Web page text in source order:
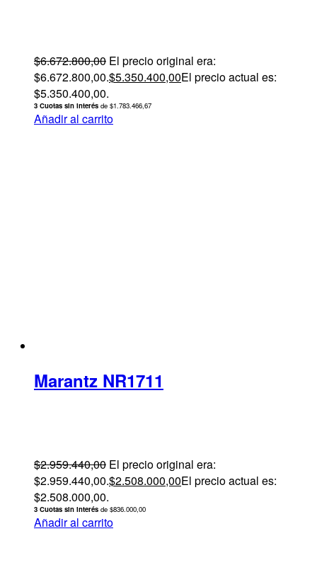
$6.672.800,00 El precio original era:
$6.672.800,00.$5.350.400,00El precio actual es:
$5.350.400,00.
3 Cuotas sin interés de $1.783.466,67
Añadir al carrito
Marantz NR1711
$2.959.440,00 El precio original era:
$2.959.440,00.$2.508.000,00El precio actual es:
$2.508.000,00.
3 Cuotas sin interés de $836.000,00
Añadir al carrito